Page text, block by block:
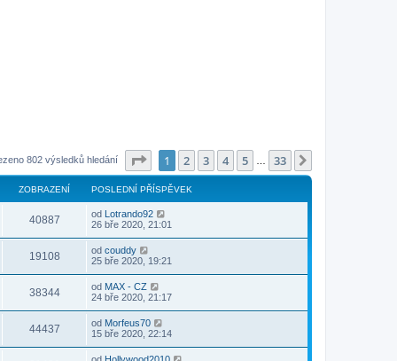
802 výsledků hledání Stránka z
1 2 3 4 5 33
ZOBRAZENÍ POSLEDNÍ PŘÍSPĚVEK
40887 od Lotrando92
26 bře 2020, 21:01
19108 od couddy
25 bře 2020, 19:21
38344 od MAX - CZ
24 bře 2020, 21:17
44437 od Morfeus70
15 bře 2020, 22:14